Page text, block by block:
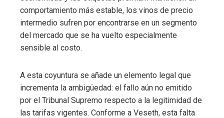
comportamiento más estable, los vinos de precio
intermedio sufren por encontrarse en un segmento
del mercado que se ha vuelto especialmente
sensible al costo.
A esta coyuntura se añade un elemento legal que
incrementa la ambigüedad: el fallo aún no emitido
por el Tribunal Supremo respecto a la legitimidad de
las tarifas vigentes. Conforme a Veseth, esta falta